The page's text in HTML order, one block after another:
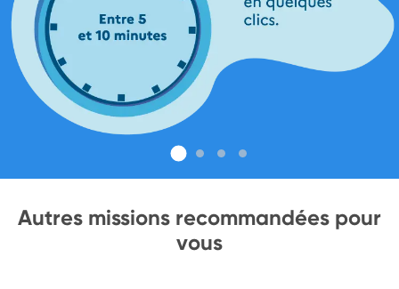
Autres missions recommandées pour
vous